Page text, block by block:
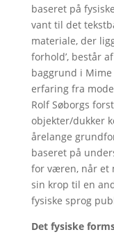
baseret på
vant til det
materiale, der
forhold’, består
baggrund i
erfaring fra
Rolf Søborgs
objekter/dukker
årelange
baseret på
for væren, når et
sin krop til en
fysiske sprog
Det fysiske